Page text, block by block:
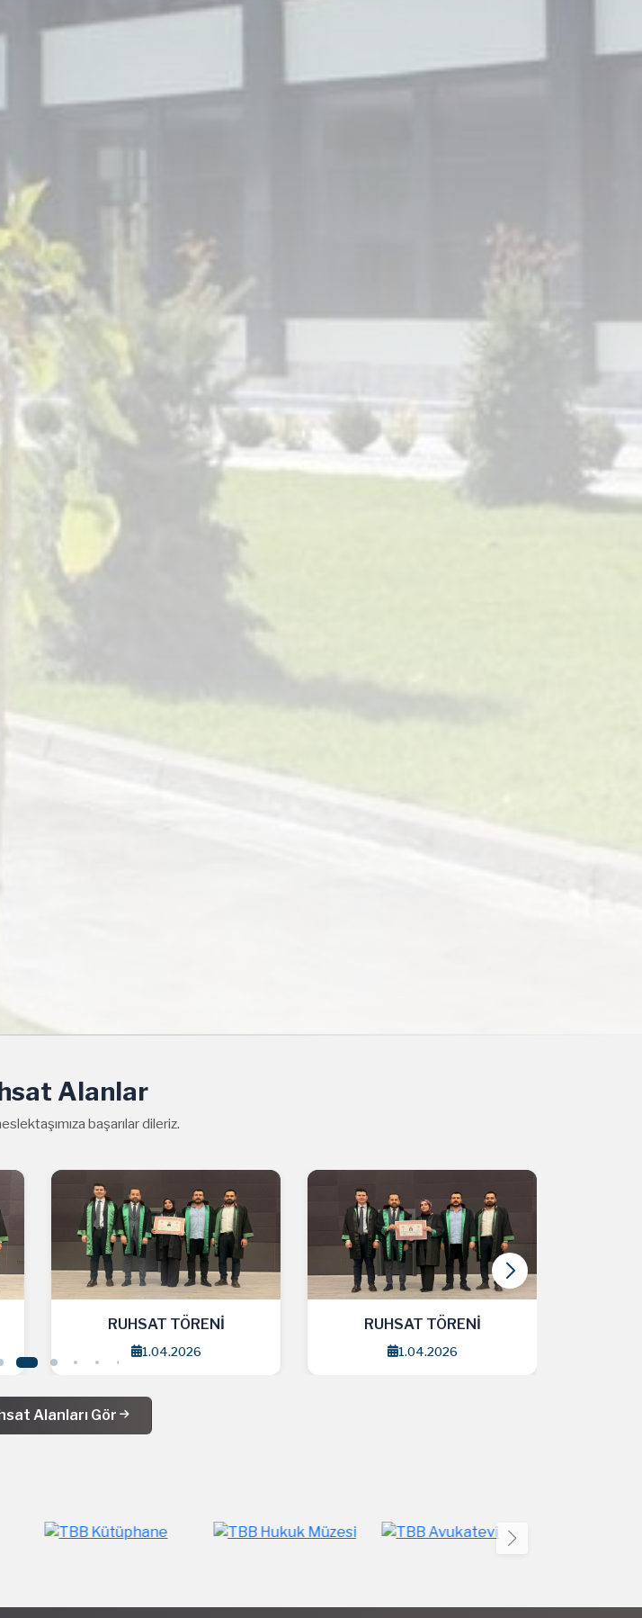
Alanlar
başarılar dileriz.
RUHSAT TÖRENİ
1.04.2026
RUHSAT TÖRENİ
1.04.2026
Alanları Gör